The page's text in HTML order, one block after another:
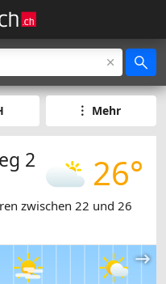
Mehr
26°
2
zwischen 22 und 26